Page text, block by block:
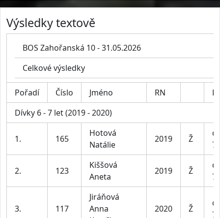
Výsledky textově
BOS Zahořanská 10 - 31.05.2026
Celkové výsledky
Pořadí Číslo Jméno RN
Dívky 6 - 7 let (2019 - 2020)
1. 165
Hotová
Natálie
2019 Ž
7
2. 123
Kiššová
Aneta
2019 Ž
7
3. 117
Jiráňová
Anna
2020 Ž
7